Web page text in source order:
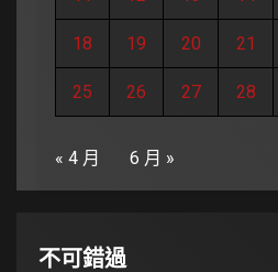
18 19 20 21
25 26 27 28
« 4 月 6 月 »
不可錯過